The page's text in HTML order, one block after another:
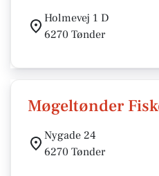
Holmevej 1 D
6270 Tønder
Møgeltønder
Nygade 24
6270 Tønder